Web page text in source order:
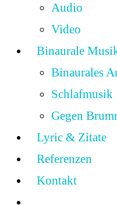
Audio
Video
Binaurale
Binaurales
Schlafmusik
Gegen
Lyric & Zitate
Referenzen
Kontakt